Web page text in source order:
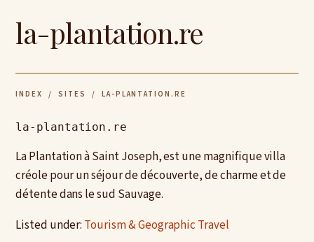
la-plantation.re
INDEX / SITES / LA-PLANTATION.RE
la-plantation.re
La Plantation à Saint Joseph, est une magnifique villa
créole pour un séjour de découverte, de charme et de
détente dans le sud Sauvage.
Listed under: Tourism & Geographic Travel